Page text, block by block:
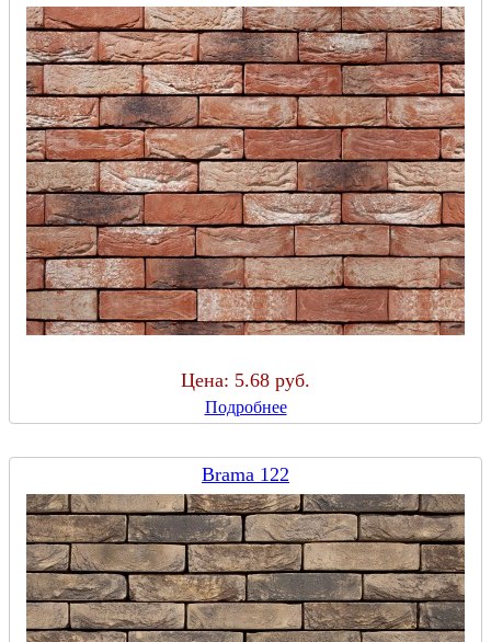
Цена: 5.68 руб.
Подробнее
Brama 122